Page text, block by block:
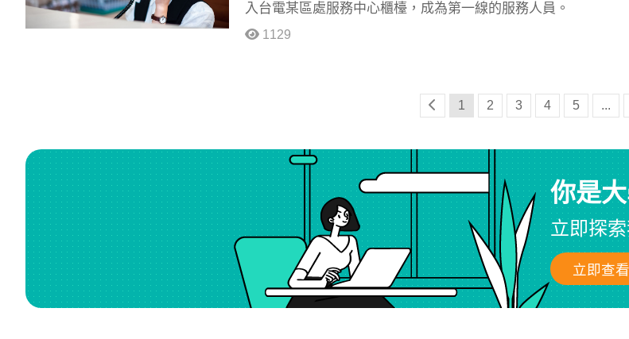
入台電某區處服務中心櫃檯，成為第一線的服務人員。
1129
1 2 3 4 5 ...
你是
立即探
立即查看